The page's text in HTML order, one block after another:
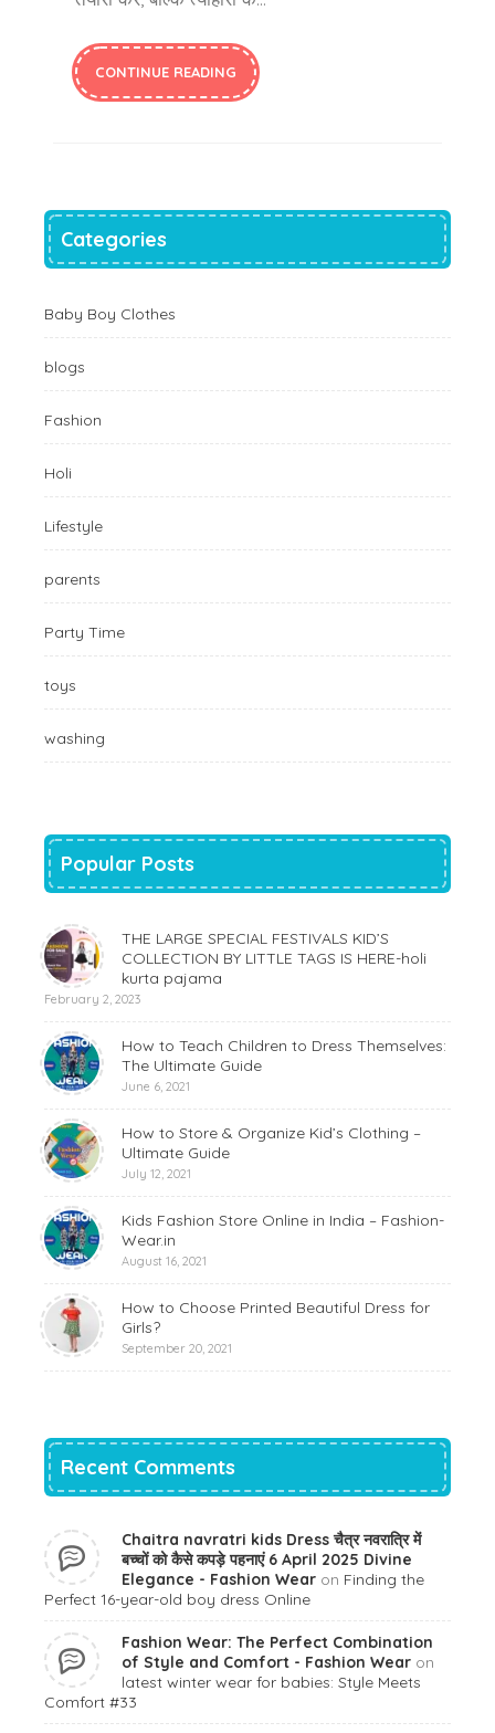
CONTINUE READING
Categories
Baby Boy Clothes
blogs
Fashion
Holi
Lifestyle
parents
Party Time
toys
washing
Popular Posts
THE LARGE SPECIAL FESTIVALS KID’S
COLLECTION BY LITTLE TAGS IS HERE-holi
kurta pajama
February 2, 2023
How to Teach Children to Dress Themselves:
The Ultimate Guide
June 6, 2021
How to Store & Organize Kid’s Clothing –
Ultimate Guide
July 12, 2021
Kids Fashion Store Online in India – Fashion-
Wear.in
August 16, 2021
How to Choose Printed Beautiful Dress for
Girls?
September 20, 2021
Recent Comments
Chaitra navratri kids Dress चैत्र नवरात्रि में
बच्चों को कैसे कपड़े पहनाएं 6 April 2025 Divine
Elegance - Fashion Wear on Finding the
Perfect 16-year-old boy dress Online
Fashion Wear: The Perfect Combination
of Style and Comfort - Fashion Wear on
latest winter wear for babies: Style Meets
Comfort #33